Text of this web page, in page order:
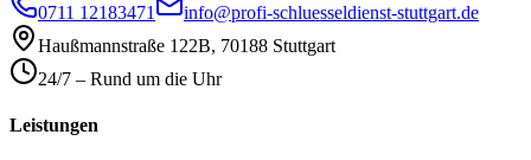
0711 12183471
info@profi-schluesseldienst-stuttgart.de
Haußmannstraße 122B, 70188 Stuttgart
24/7 – Rund um die Uhr
Leistungen